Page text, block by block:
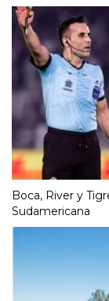
Boca, River y
Sudamericana